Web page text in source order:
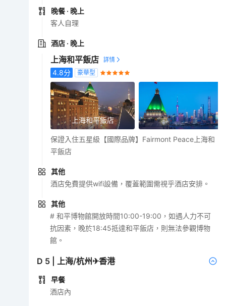
晚餐 · 晚上
客人自理
酒店 · 晚上
上海和平飯店
4.8分 豪華型
上海和平飯店
保證入住五星級【國際品牌】Fairmont Peace上海和
平飯店
其他
酒店免費提供wifi設備，覆蓋範圍需視乎酒店安排。
其他
# 和平博物館開放時間10:00-19:00，如遇人力不可
抗因素，晚於18:45抵達和平飯店，則無法參觀博物
館。
D 5 |上海/杭州✈香港
早餐
酒店內